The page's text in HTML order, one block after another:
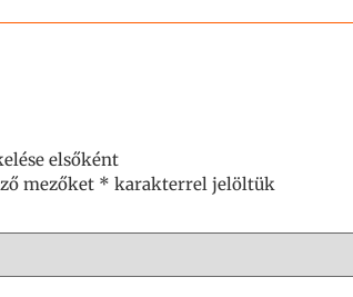
elsőként
mezőket * karakterrel jelöltük